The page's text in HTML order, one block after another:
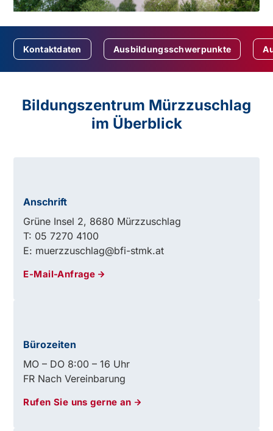
Kontaktdaten Ausbildungsschwerpunkte
Bildungszentrum Mürzzuschlag
im Überblick
Anschrift
Grüne Insel 2, 8680 Mürzzuschlag
T: 05 7270 4100
E: muerzzuschlag@bfi-stmk.at
E-Mail-Anfrage
Bürozeiten
MO – DO 8:00 – 16 Uhr
FR Nach Vereinbarung
Rufen Sie uns gerne an